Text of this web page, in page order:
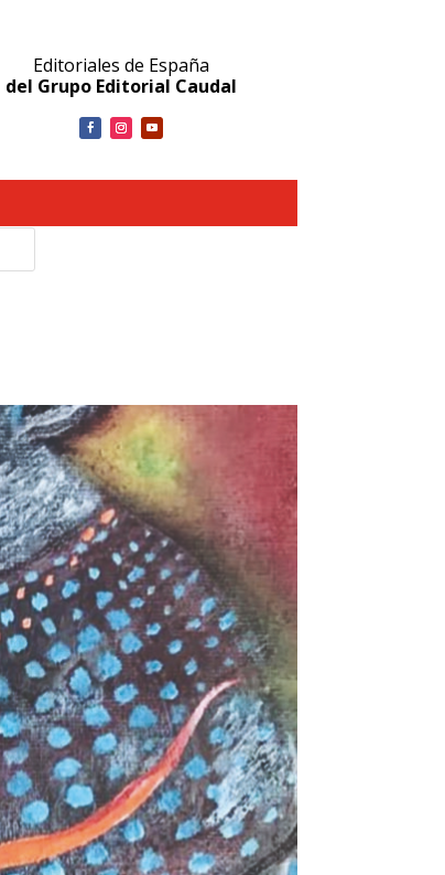
Editoriales de España
del Grupo Editorial Caudal